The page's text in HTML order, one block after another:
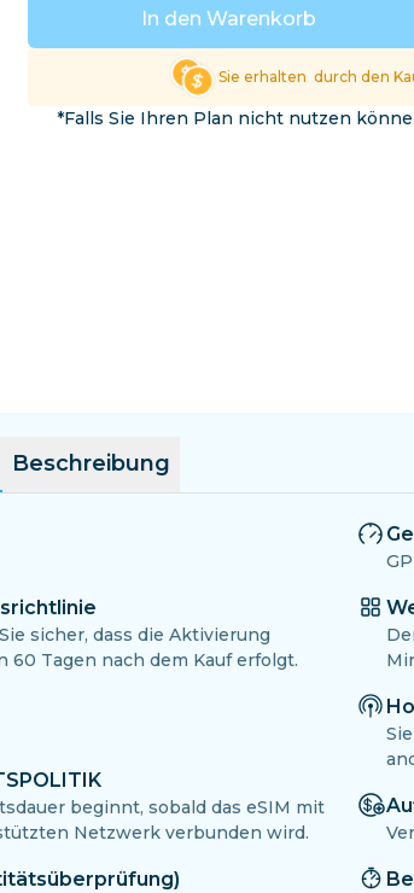
Alle Ziele erkunden
In den Warenkorb
Sie erhalten durch den
*Falls Sie Ihren Plan nicht nutzen
Beschreibung
sicher, dass die Aktivierung
60 Tagen nach dem Kauf erfolgt.
beginnt, sobald das eSIM mit
Netzwerk verbunden wird.